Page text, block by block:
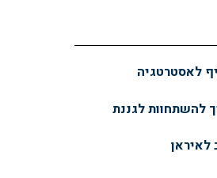
לאסטרטגיה
להשתחוות לגננת
לאיראן